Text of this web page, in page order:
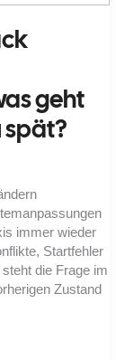
geht
spät?
immer wieder
Startfehler
die Frage im
Zustand